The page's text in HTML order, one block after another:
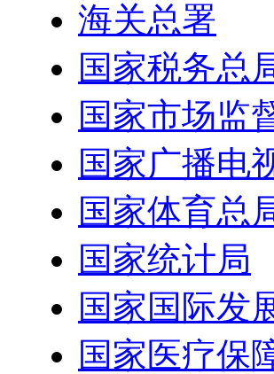
海关总署
国家税务总
国家市场监
国家广播电
国家体育总
国家统计局
国家国际发
国家医疗保